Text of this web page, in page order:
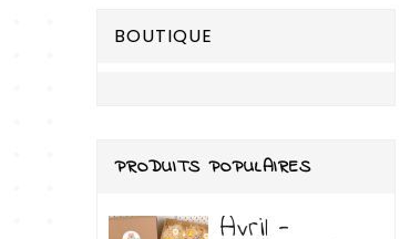
BOUTIQUE
PRODUITS POPULAIRES
Avril -